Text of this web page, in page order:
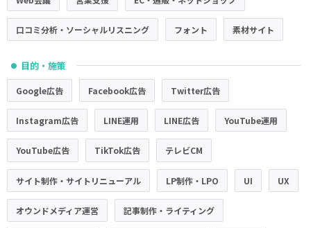
口コミ分析・ソーシャルリスニング フォント 素材サイト
● 目的・施策
Google広告 Facebook広告 Twitter広告
Instagram広告 LINE運用 LINE広告 YouTube運用
YouTube広告 TikTok広告 テレビCM
サイト制作・サイトリニューアル LP制作・LPO UI UX
オウンドメディア運営 記事制作・ライティング